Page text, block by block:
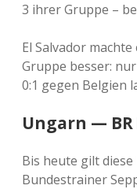
3 ihrer Gruppe –
El Salvador
Gruppe besser:
0:1 gegen Belgien
Ungarn —
Bis heute gilt
Bundestrainer